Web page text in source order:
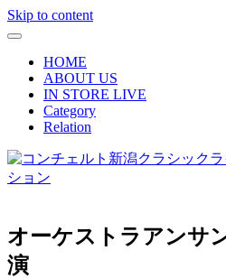
Skip to content
HOME
ABOUT US
IN STORE LIVE
Category
Relation
オーケストラアンサ
演